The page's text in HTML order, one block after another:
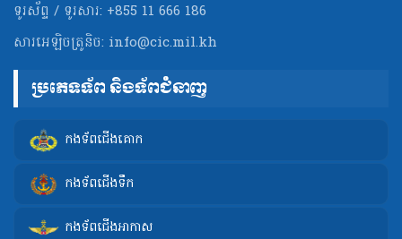
ទូរស័ព្ទ / ទូរសារ: +855 11 666 186
សារអេឡិចត្រូនិច: info@cic.mil.kh
ប្រភេទទ័ព និងទ័ពជំនាញ
កងទ័ពជើងគោក
កងទ័ពជើងទឹក
កងទ័ពជើងអាកាស